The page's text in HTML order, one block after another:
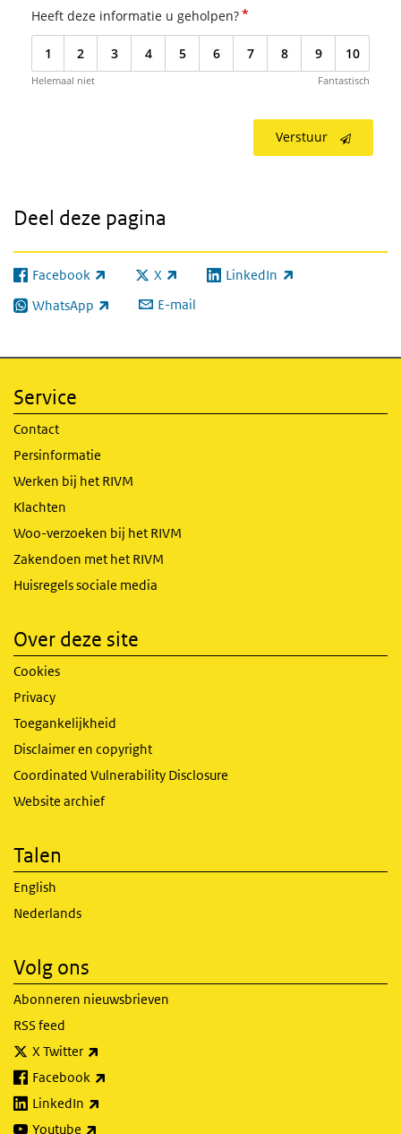
Heeft deze informatie u geholpen?*
1 2 3 4 5 6 7 8 9 10
Helemaal niet Fantastisch
Verstuur
Deel deze pagina
Facebook
(externe link) X
(externe link) LinkedIn
(externe link)
WhatsApp
(externe link) E-mail
Service
Contact
Persinformatie
Werken bij het RIVM
Klachten
Woo-verzoeken bij het RIVM
Zakendoen met het RIVM
Huisregels sociale media
Over deze site
Cookies
Privacy
Toegankelijkheid
Disclaimer en copyright
Coordinated Vulnerability Disclosure
Website archief
Talen
English
Nederlands
Volg ons
Abonneren nieuwsbrieven
RSS feed
X Twitter
Facebook
LinkedIn
Youtube